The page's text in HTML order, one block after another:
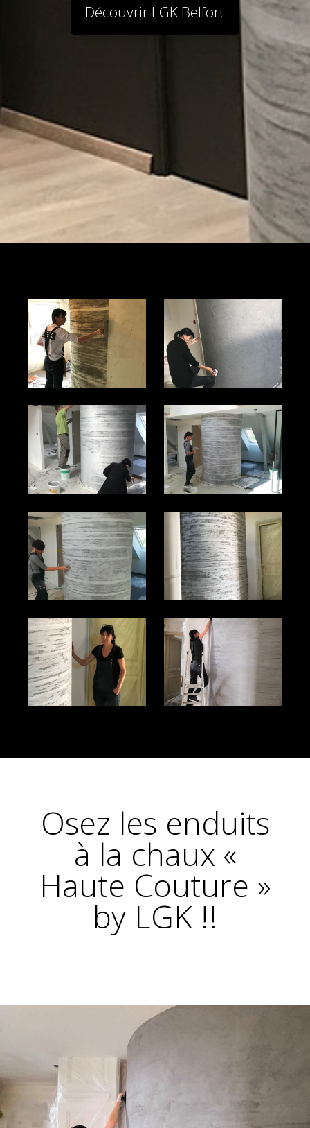
Découvrir LGK Belfort
Osez les enduits
à la chaux «
Haute Couture »
by LGK !!